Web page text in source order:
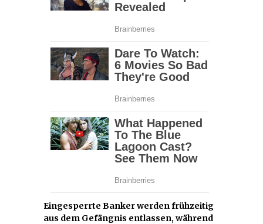
Eingesperrte Banker werden frühzeitig
aus dem Gefängnis entlassen, während